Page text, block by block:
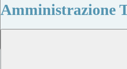
Amministrazione